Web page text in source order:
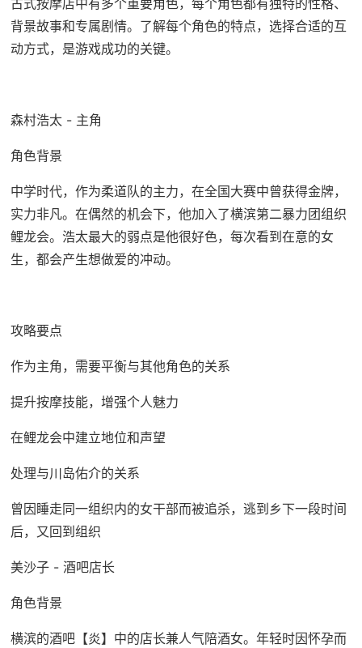
古式按摩店中有多个重要角色，每个角色都有独特的性格、
背景故事和专属剧情。了解每个角色的特点，选择合适的互
动方式，是游戏成功的关键。
森村浩太 - 主角
角色背景
中学时代，作为柔道队的主力，在全国大赛中曾获得金牌，
实力非凡。在偶然的机会下，他加入了横滨第二暴力团组织
鲤龙会。浩太最大的弱点是他很好色，每次看到在意的女
生，都会产生想做爱的冲动。
攻略要点
作为主角，需要平衡与其他角色的关系
提升按摩技能，增强个人魅力
在鲤龙会中建立地位和声望
处理与川岛佑介的关系
曾因睡走同一组织内的女干部而被追杀，逃到乡下一段时间
后，又回到组织
美沙子 - 酒吧店长
角色背景
横滨的酒吧【炎】中的店长兼人气陪酒女。年轻时因怀孕而